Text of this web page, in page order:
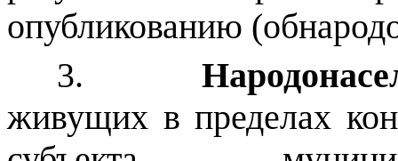
опубликованию
3.
живущих в пределах